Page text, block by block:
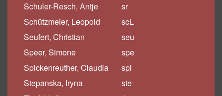
Schuler-Resch, Antje
sr
Schützmeier, Leopold
scL
Seufert, Christian
seu
Speer, Simone
spe
Spickenreuther, Claudia
spi
Stepanska, Iryna
ste